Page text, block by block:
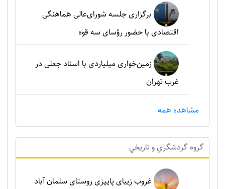
برگزاری جلسه شورای‌عالی هماهنگی
اقتصادی با حضور رؤسای سه قوه
زمین‌خواری میلیاردی با اسناد جعلی در
غرب تهران
مشاهده همه
گروه گردشگري و تاريخي
غروب زیبای پاییزی روستای سلمان آباد